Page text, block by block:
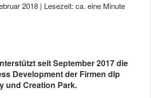
2018 | Lesezeit: ca. eine Minute
seit September 2017 die
Development der Firmen dlp
und Creation Park.